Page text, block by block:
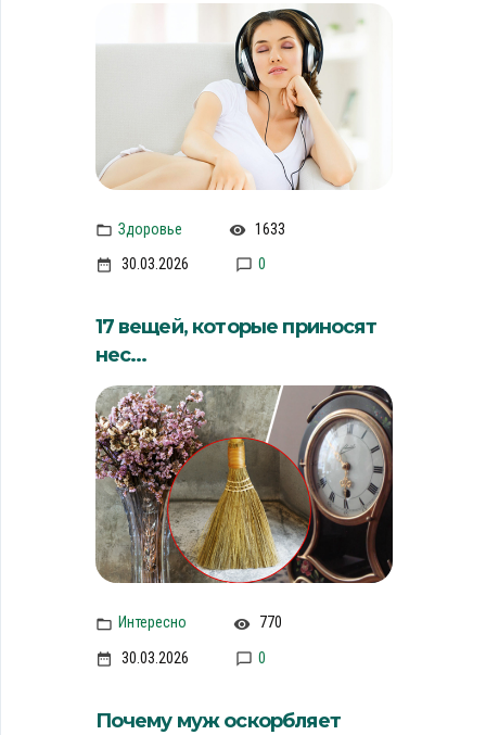
Здоровье 1633
30.03.2026 0
17 вещей, которые приносят
нес...
Интересно 770
30.03.2026 0
Почему муж оскорбляет